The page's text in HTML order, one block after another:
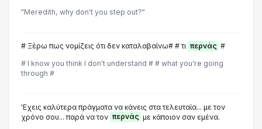
"Meredith, why don't you step out?"
# Ξέρω πως νομίζεις ότι δεν καταλαβαίνω# # τι περνάς #
# I know you think I don't understand # # what you're going
through #
'Εχεις καλύτερα πράγματα να κάνεις στα τελευταία... με τον
χρόνο σου... παρά να τον περνάς με κάποιον σαν εμένα.